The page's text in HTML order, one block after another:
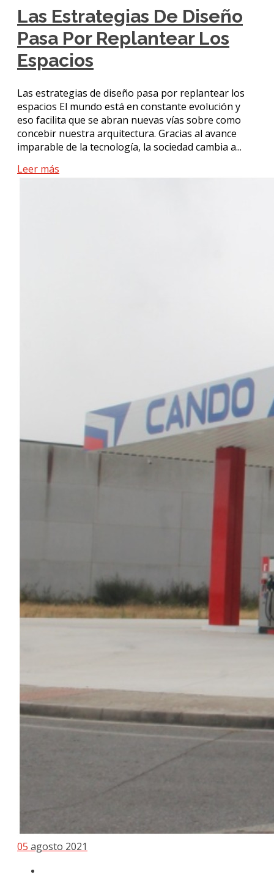
Las Estrategias De Diseño
Pasa Por Replantear Los
Espacios
Las estrategias de diseño pasa por replantear los
espacios El mundo está en constante evolución y
eso facilita que se abran nuevas vías sobre como
concebir nuestra arquitectura. Gracias al avance
imparable de la tecnología, la sociedad cambia a...
Leer más
05 agosto 2021